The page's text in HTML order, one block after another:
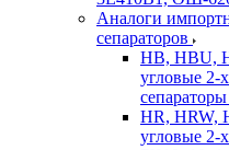
Аналоги
сепараторов
HB, HBU,
угловые 2-
HR, HRW,
угловые 2-